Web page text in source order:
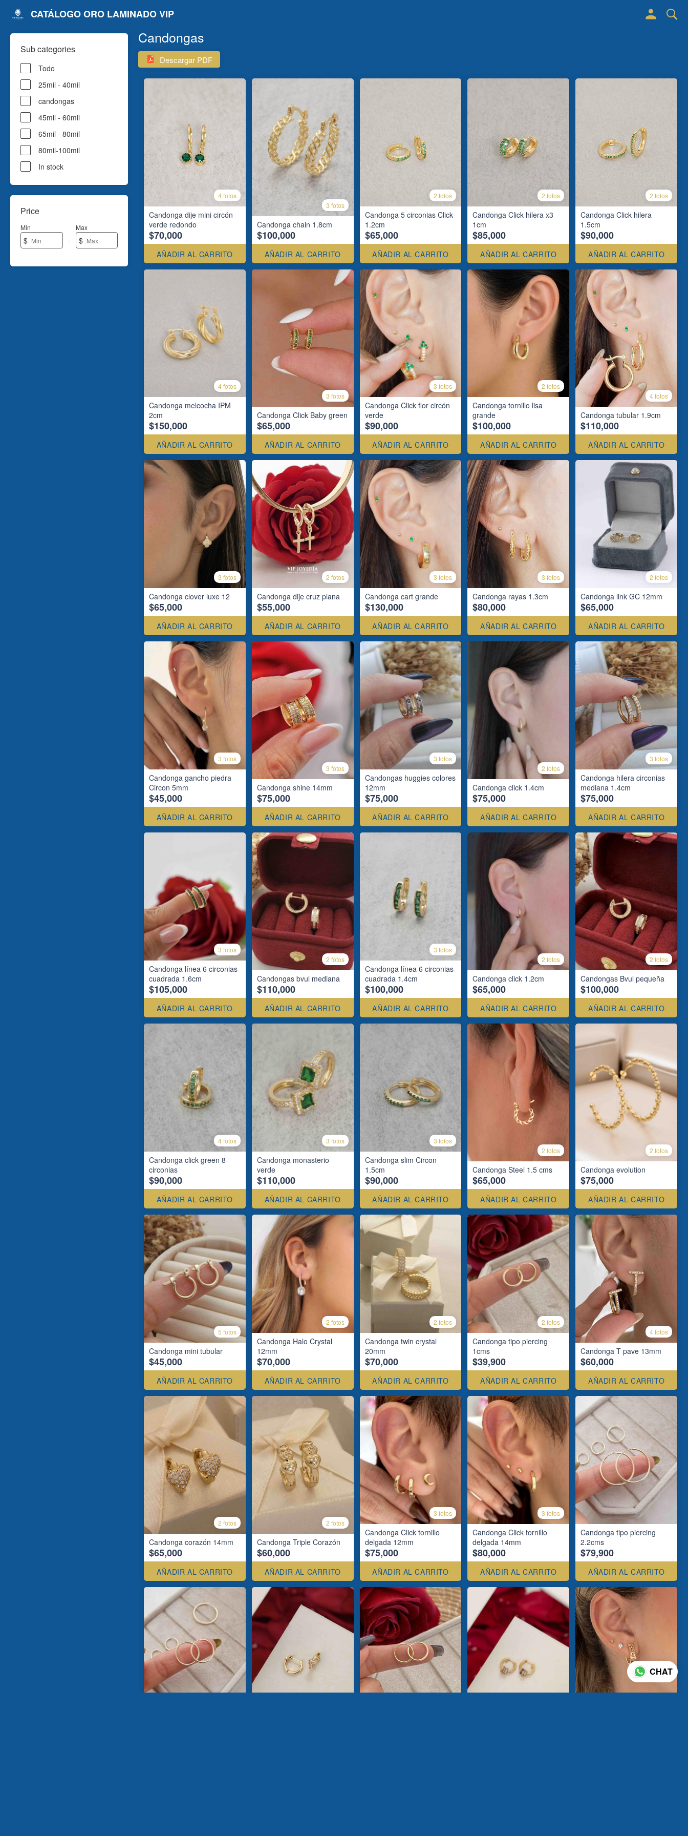
CATÁLOGO ORO LAMINADO VIP
Sub categories
Todo
25mil - 40mil
candongas
45mil - 60mil
65mil - 80mil
80mil-100mil
In stock
Price
Min
$ -
Max
$
Candongas
Descargar PDF
4 fotos
Candonga dije mini circón
verde redondo
$70,000
AÑADIR AL CARRITO
3 fotos
Candonga chain 1.8cm
$100,000
AÑADIR AL CARRITO
2 fotos
Candonga 5 circonias Click
1.2cm
$65,000
AÑADIR AL CARRITO
2 fotos
Candonga Click hilera x3
1cm
$85,000
AÑADIR AL CARRITO
2 fotos
Candonga Click hilera
1.5cm
$90,000
AÑADIR AL CARRITO
4 fotos
Candonga melcocha IPM
2cm
$150,000
AÑADIR AL CARRITO
3 fotos
Candonga Click Baby green
$65,000
AÑADIR AL CARRITO
3 fotos
Candonga Click flor circón
verde
$90,000
AÑADIR AL CARRITO
2 fotos
Candonga tornillo lisa
grande
$100,000
AÑADIR AL CARRITO
4 fotos
Candonga tubular 1.9cm
$110,000
AÑADIR AL CARRITO
3 fotos
Candonga clover luxe 12
$65,000
AÑADIR AL CARRITO
2 fotos
Candonga dije cruz plana
$55,000
AÑADIR AL CARRITO
3 fotos
Candonga cart grande
$130,000
AÑADIR AL CARRITO
3 fotos
Candonga rayas 1.3cm
$80,000
AÑADIR AL CARRITO
2 fotos
Candonga link GC 12mm
$65,000
AÑADIR AL CARRITO
3 fotos
Candonga gancho piedra
Circon 5mm
$45,000
AÑADIR AL CARRITO
3 fotos
Candonga shine 14mm
$75,000
AÑADIR AL CARRITO
3 fotos
Candongas huggies colores
12mm
$75,000
AÑADIR AL CARRITO
2 fotos
Candonga click 1.4cm
$75,000
AÑADIR AL CARRITO
3 fotos
Candonga hilera circonias
mediana 1.4cm
$75,000
AÑADIR AL CARRITO
3 fotos
Candonga línea 6 circonias
cuadrada 1.6cm
$105,000
AÑADIR AL CARRITO
2 fotos
Candongas bvul mediana
$110,000
AÑADIR AL CARRITO
3 fotos
Candonga línea 6 circonias
cuadrada 1.4cm
$100,000
AÑADIR AL CARRITO
2 fotos
Candonga click 1.2cm
$65,000
AÑADIR AL CARRITO
2 fotos
Candongas Bvul pequeña
$100,000
AÑADIR AL CARRITO
4 fotos
Candonga click green 8
circonias
$90,000
AÑADIR AL CARRITO
3 fotos
Candonga monasterio
verde
$110,000
AÑADIR AL CARRITO
3 fotos
Candonga slim Circon
1.5cm
$90,000
AÑADIR AL CARRITO
2 fotos
Candonga Steel 1.5 cms
$65,000
AÑADIR AL CARRITO
2 fotos
Candonga evolution
$75,000
AÑADIR AL CARRITO
5 fotos
Candonga mini tubular
$45,000
AÑADIR AL CARRITO
2 fotos
Candonga Halo Crystal
12mm
$70,000
AÑADIR AL CARRITO
2 fotos
Candonga twin crystal
20mm
$70,000
AÑADIR AL CARRITO
2 fotos
Candonga tipo piercing
1cms
$39,900
AÑADIR AL CARRITO
4 fotos
Candonga T pave 13mm
$60,000
AÑADIR AL CARRITO
2 fotos
Candonga corazón 14mm
$65,000
AÑADIR AL CARRITO
2 fotos
Candonga Triple Corazón
$60,000
AÑADIR AL CARRITO
3 fotos
Candonga Click tornillo
delgada 12mm
$75,000
AÑADIR AL CARRITO
3 fotos
Candonga Click tornillo
delgada 14mm
$80,000
AÑADIR AL CARRITO
Candonga tipo piercing
2.2cms
$79,900
AÑADIR AL CARRITO
CHAT